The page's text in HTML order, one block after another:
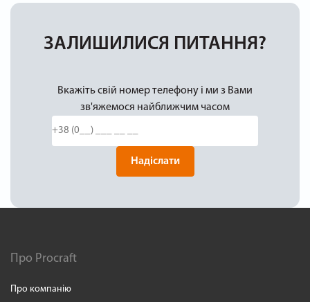
ЗАЛИШИЛИСЯ ПИТАННЯ?
Вкажіть свій номер телефону і ми з Вами
зв'яжемося найближчим часом
Надіслати
Про Procraft
Про компанію